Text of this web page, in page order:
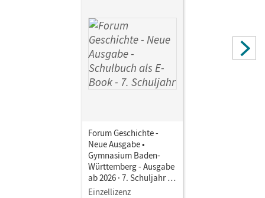
Forum Geschichte -
Neue Ausgabe •
Gymnasium Baden-
Württemberg - Ausgabe
ab 2026 · 7. Schuljahr •
Schulbuch als E-Book
Einzellizenz